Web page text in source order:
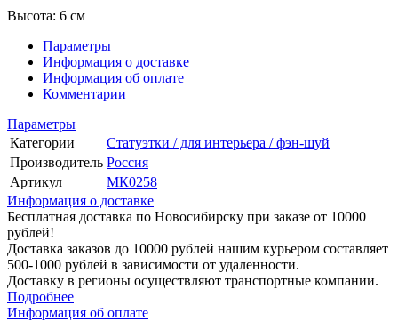
Высота: 6 см
Параметры
Информация о доставке
Информация об оплате
Комментарии
Параметры
Категории
Статуэтки / для интерьера / фэн-шуй
Производитель Россия
Артикул
МК0258
Информация о доставке
Бесплатная доставка по Новосибирску при заказе от 10000
рублей!
Доставка заказов до 10000 рублей нашим курьером составляет
500-1000 рублей в зависимости от удаленности.
Доставку в регионы осуществляют транспортные компании.
Подробнее
Информация об оплате